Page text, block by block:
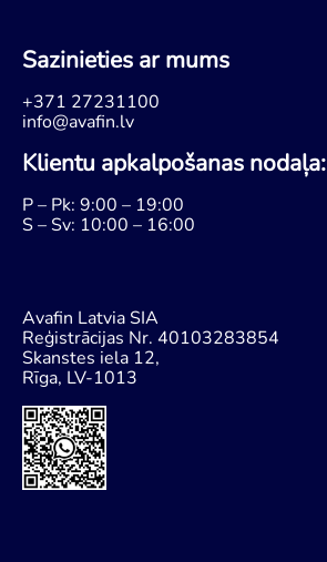
Sazinieties ar mums
+371 27231100
info@avafin.lv
Klientu apkalpošanas nodaļa:
P – Pk: 9:00 – 19:00
S – Sv: 10:00 – 16:00
Avafin Latvia SIA
Reģistrācijas Nr. 40103283854
Skanstes iela 12,
Rīga, LV-1013